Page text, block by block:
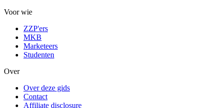
Voor wie
ZZP'ers
MKB
Marketeers
Studenten
Over
Over deze gids
Contact
Affiliate disclosure